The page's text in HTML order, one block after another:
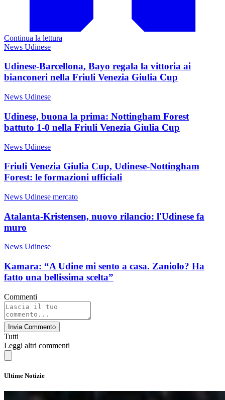
Continua la lettura
News Udinese
Udinese-Barcellona, Bayo regala la vittoria ai
bianconeri nella Friuli Venezia Giulia Cup
News Udinese
Udinese, buona la prima: Nottingham Forest
battuto 1-0 nella Friuli Venezia Giulia Cup
News Udinese
Friuli Venezia Giulia Cup, Udinese-Nottingham
Forest: le formazioni ufficiali
News Udinese mercato
Atalanta-Kristensen, nuovo rilancio: l'Udinese fa
muro
News Udinese
Kamara: “A Udine mi sento a casa. Zaniolo? Ha
fatto una bellissima scelta”
Commenti
Invia Commento
Tutti
Leggi altri commenti
Ultime Notizie